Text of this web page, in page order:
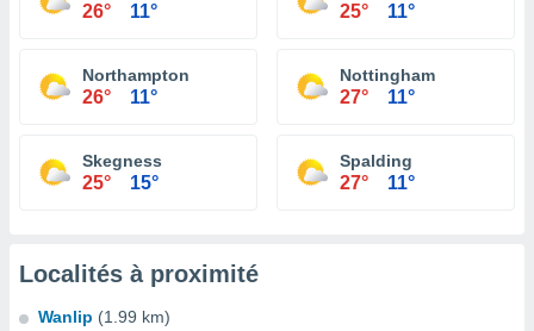
26° 11° 25° 11°
Northampton
26° 11°
Nottingham
27° 11°
Skegness
25° 15°
Spalding
27° 11°
Localités à proximité
Wanlip (1.99 km)